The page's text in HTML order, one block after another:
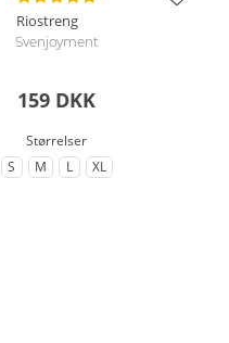
Riostreng
Svenjoyment
159 DKK
Størrelser
til Størrelse
S til Størrelse
M til Størrelse
L til Størrelse
XL